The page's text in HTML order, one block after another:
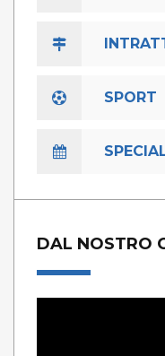
SPORT
DAL NOSTRO